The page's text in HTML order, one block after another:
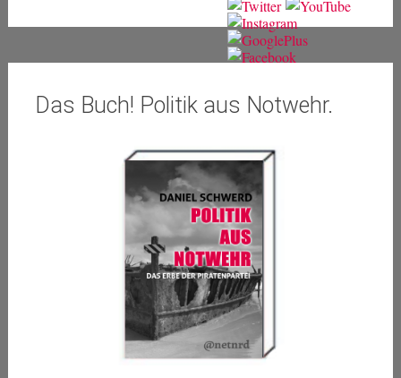
Das Buch! Politik aus Notwehr.